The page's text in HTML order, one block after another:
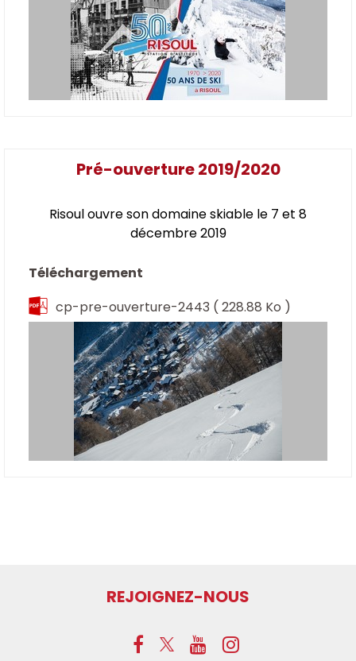
Pré-ouverture 2019/2020
Risoul ouvre son domaine skiable le 7 et 8
décembre 2019
Téléchargement
cp-pre-ouverture-2443 ( 228.88 Ko )
REJOIGNEZ-NOUS